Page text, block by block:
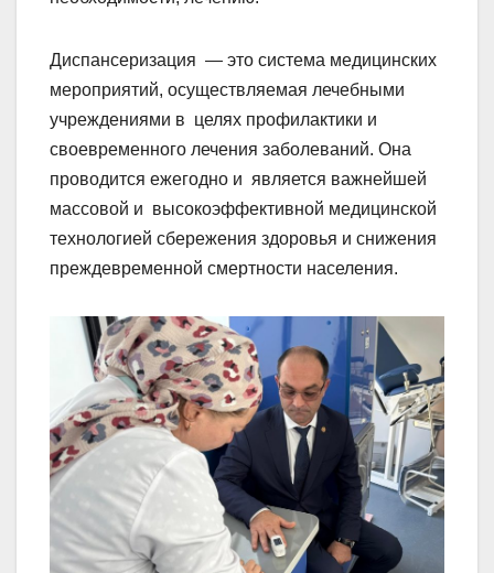
Диспансеризация — это система медицинских
мероприятий, осуществляемая лечебными
учреждениями в целях профилактики и
своевременного лечения заболеваний. Она
проводится ежегодно и является важнейшей
массовой и высокоэффективной медицинской
технологией сбережения здоровья и снижения
преждевременной смертности населения.